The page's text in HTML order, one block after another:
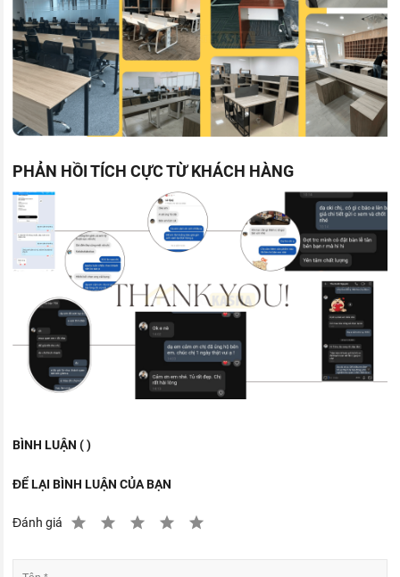
PHẢN HỒI TÍCH CỰC TỪ KHÁCH HÀNG
BÌNH LUẬN ( )
ĐỂ LẠI BÌNH LUẬN CỦA BẠN
Đánh giá